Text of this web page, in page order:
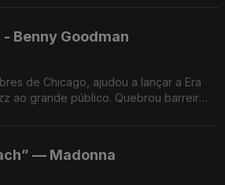
Benny Goodman
de Chicago, ajudou a lançar a Era
ao grande público. Quebrou barreiras
— Madonna